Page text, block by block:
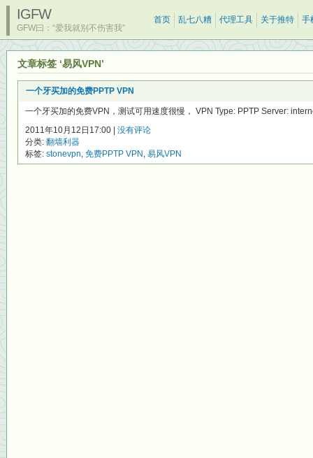
IGFW
GFW曰：“爱我就别不伤害我”
首页 乱七八糟 代理工具 关于推特 手
文章标签 ‘易风VPN’
一个牙买加的免费PPTP VPN
一个牙买加的免费VPN，测试可用速度很慢， VPN Type: PPTP Server:
2011年10月12日17:00 | 没有评论
分类: 翻墙利器
标签: stonevpn, 免费PPTP VPN , 易风VPN